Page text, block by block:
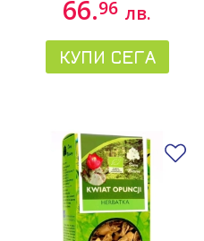
66.96 лв.
КУПИ СЕГА